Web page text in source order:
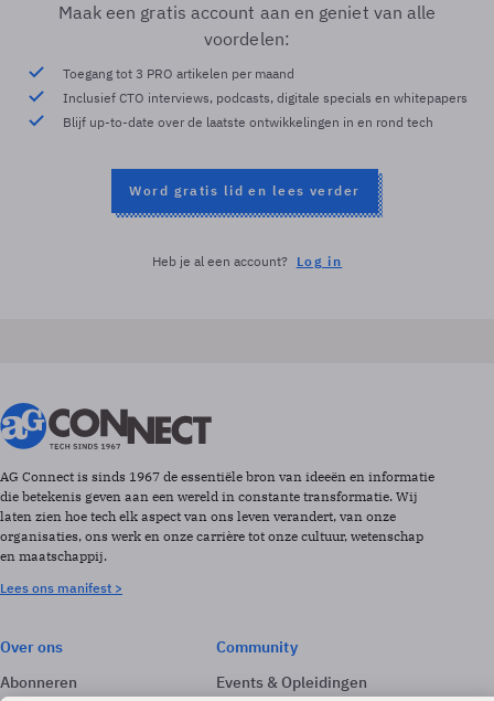
Maak een gratis account aan en geniet van alle
voordelen:
Toegang tot 3 PRO artikelen per maand
Inclusief CTO interviews, podcasts, digitale specials en whitepapers
Blijf up-to-date over de laatste ontwikkelingen in en rond tech
Word gratis lid en lees verder
Heb je al een account? Log in
AG Connect is sinds 1967 de essentiële bron van ideeën en informatie
die betekenis geven aan een wereld in constante transformatie. Wij
laten zien hoe tech elk aspect van ons leven verandert, van onze
organisaties, ons werk en onze carrière tot onze cultuur, wetenschap
en maatschappij.
Lees ons manifest >
Over ons
Abonneren
Community
Events & Opleidingen